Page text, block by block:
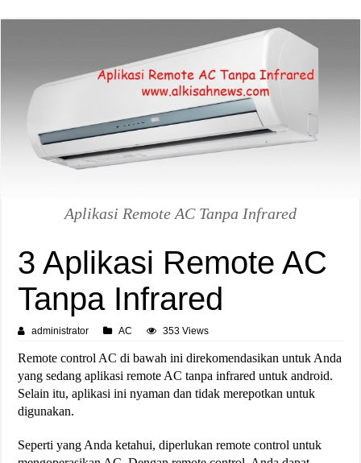
Aplikasi Remote AC Tanpa Infrared
3 Aplikasi Remote AC
Tanpa Infrared
administrator AC 353 Views
Remote control AC di bawah ini direkomendasikan untuk Anda
yang sedang aplikasi remote AC tanpa infrared untuk android.
Selain itu, aplikasi ini nyaman dan tidak merepotkan untuk
digunakan.
Seperti yang Anda ketahui, diperlukan remote control untuk